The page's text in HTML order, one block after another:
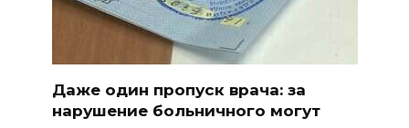
Даже один пропуск врача: за
нарушение больничного могут